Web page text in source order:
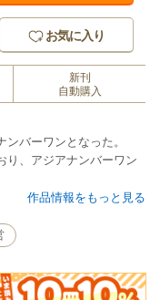
お気に入り
新刊
自動購入
バーワンとなった。
り、アジアナンバーワン
特集を電子化したもので
作品情報をもっと見る